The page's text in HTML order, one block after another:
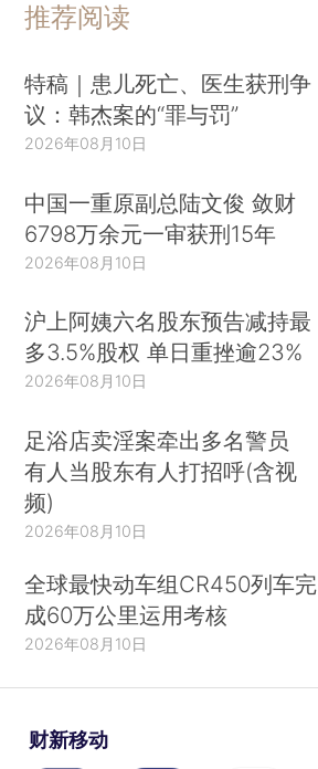
推荐阅读
特稿｜患儿死亡、医生获刑争
议：韩杰案的“罪与罚”
2026年08月10日
中国一重原副总陆文俊 敛财
6798万余元一审获刑15年
2026年08月10日
沪上阿姨六名股东预告减持最
多3.5%股权 单日重挫逾23%
2026年08月10日
足浴店卖淫案牵出多名警员
有人当股东有人打招呼(含视
频)
2026年08月10日
全球最快动车组CR450列车完
成60万公里运用考核
2026年08月10日
财新移动